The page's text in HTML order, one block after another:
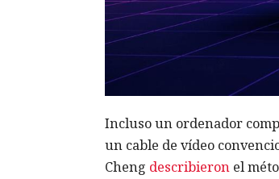
Incluso un ordenador
un cable de vídeo
Cheng describieronel